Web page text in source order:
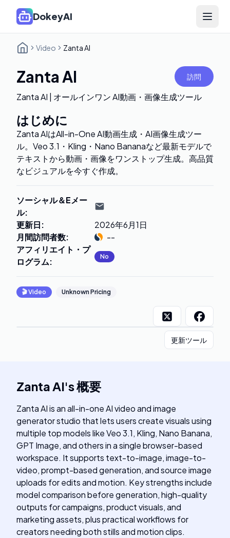
DokeyAI Open
Video Zanta AI
Zanta AI 訪問
Zanta AI | オールインワン AI動画・画像生成ツール
はじめに
Zanta AIはAll-in-One AI動画生成・AI画像生成ツー
ル。Veo 3.1・Kling・Nano Bananaなど最新モデルで
テキストから動画・画像をワンストップ生成。高品質
なビジュアルを今すぐ作成。
ソーシャル＆Eメー
ル:
更新日:
2026年6月1日
月間訪問者数:
--
アフィリエイト・プ
ログラム: No
🎬Video Unknown Pricing
更新ツール
Zanta AI's概要
Zanta AI is an all-in-one AI video and image
generator studio that lets users create visuals using
multiple top models like Veo 3.1, Kling, Nano Banana,
GPT Image, and others in a single browser-based
workspace. It supports text-to-image, image-to-
video, prompt-based generation, and source image
uploads for edits and motion. Key strengths include
model comparison before generation, high-quality
outputs for campaigns, product visuals, and
marketing assets, plus practical workflows for
creators needing both stills and motion clips.